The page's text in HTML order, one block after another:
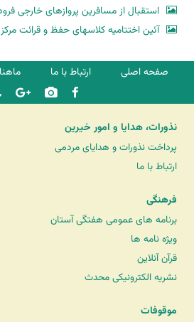
استقبال از مسافرین پروازهای خارجی
آئین اختتامیه کلاسهای حفظ و قرائت
صفحه اصلی ارتباط با ما
نذورات، هدایا و امور خیرین
پرداخت نذورات و هدایای مردمی
ارتباط با ما
فرهنگی
برنامه های عمومی هفتگی آستان
ویژه نامه ها
قرآن آنلاین
نشریه الکترونیکی محدث
موقوفات